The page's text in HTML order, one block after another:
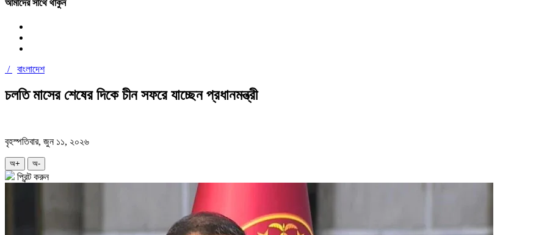
আমাদের সাথে থাকুন
/ বাংলাদেশ
চলতি মাসের শেষের দিকে চীন সফরে যাচ্ছেন প্রধানমন্ত্রী
বৃহস্পতিবার, জুন ১১, ২০২৬
অ+ অ-
প্রিন্ট করুন